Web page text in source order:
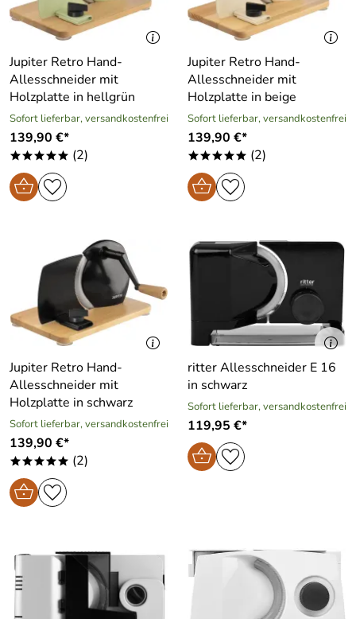
Jupiter Retro Hand-
Allesschneider mit
Holzplatte in hellgrün
Sofort lieferbar, versandkostenfrei
139,90 €*
***** (2)
Jupiter Retro Hand-
Allesschneider mit
Holzplatte in beige
Sofort lieferbar, versandkostenfrei
139,90 €*
***** (2)
Jupiter Retro Hand-
Allesschneider mit
Holzplatte in schwarz
Sofort lieferbar, versandkostenfrei
139,90 €*
***** (2)
ritter Allesschneider E 16
in schwarz
Sofort lieferbar, versandkostenfrei
119,95 €*